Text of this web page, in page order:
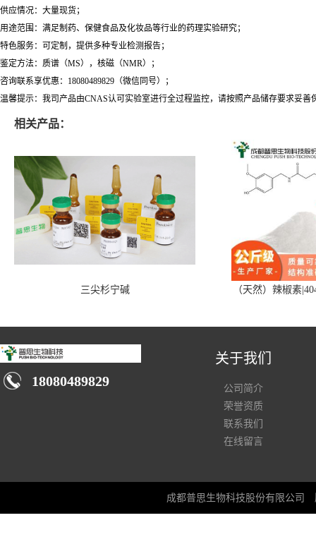
供应情况：大量现货；
用途范围：满足制药、保健食品及化妆品等行业的药理实验研究；
特色服务：可定制，提供多种专业检测报告；
鉴定方法：质谱（MS），核磁（NMR）；
咨询联系享优惠：18080489829（微信同号）；
温馨提示：我司产品由CNAS认可实验室进行全过程监控，请按照产品储存要求妥善
相关产品：
三尖杉宁碱 （天然）辣椒素
18080489829
关于我们
公司简介
荣誉资质
联系我们
在线留言
成都普思生物科技股份有限公司